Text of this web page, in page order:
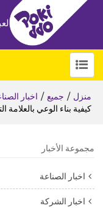
منزل / جميع / اخبار
كيفية بناء الوعي بالعلامة
مجموعة الأخبار
اخبار الصناعة
اخبار الشركة